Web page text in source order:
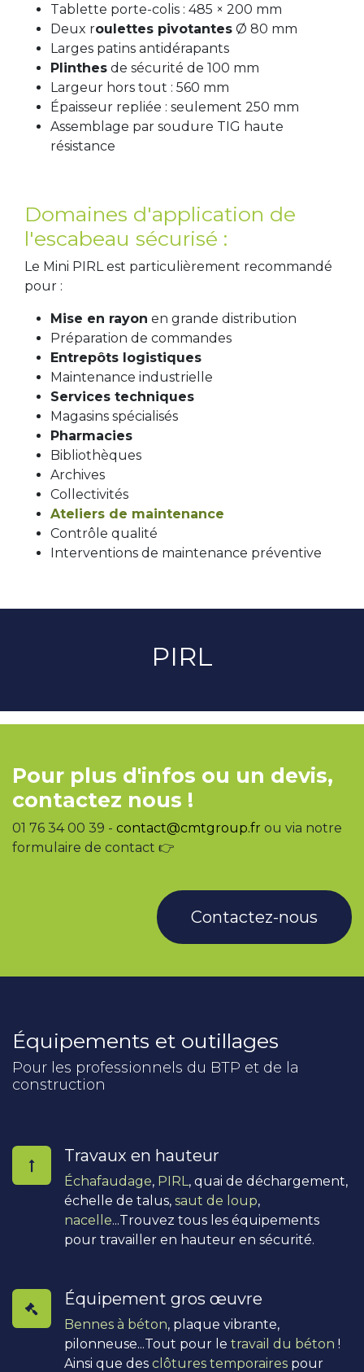
Tablette porte-colis : 485 × 200 mm
Deux roulettes pivotantes Ø 80 mm
Larges patins antidérapants
Plinthes de sécurité de 100 mm
Largeur hors tout : 560 mm
Épaisseur repliée : seulement 250 mm
Assemblage par soudure TIG haute
résistance
Domaines d'application de
l'escabeau sécurisé :
Le Mini PIRL est particulièrement recommandé
pour :
Mise en rayon en grande distribution
Préparation de commandes
Entrepôts logistiques
Maintenance industrielle
Services techniques
Magasins spécialisés
Pharmacies
Bibliothèques
Archives
Collectivités
Ateliers de maintenance
Contrôle qualité
Interventions de maintenance préventive
PIRL
Pour plus d'infos ou un devis,
contactez nous !
01 76 34 00 39 - contact@cmtgroup.fr ou via notre
formulaire de contact 👉
Contactez-nous
Équipements et outillages
Pour les professionnels du BTP et de la
construction
Travaux en hauteur
Échafaudage, PIRL , quai de déchargement,
échelle de talus, saut de loup,
nacelle...Trouvez tous les équipements
pour travailler en hauteur en sécurité.
Équipement gros œuvre
Bennes à béton, plaque vibrante,
pilonneuse...Tout pour le travail du béton !
Ainsi que des clôtures temporaires pour